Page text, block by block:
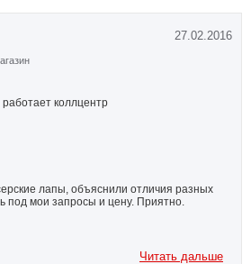
27.02.2016
коллцентр
лапы, объяснили отличия разных
под мои запросы и цену. Приятно.
Читать дальше